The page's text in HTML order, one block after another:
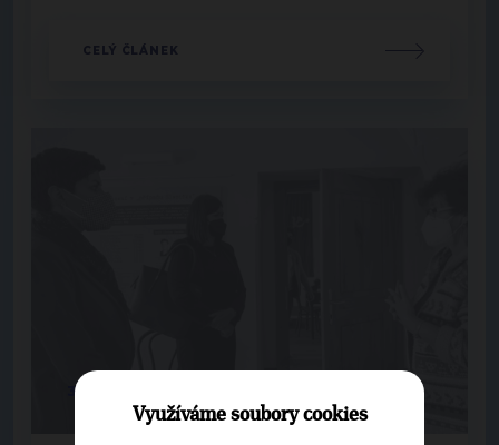
CELÝ ČLÁNEK
3. 6. 2021
Využíváme soubory cookies